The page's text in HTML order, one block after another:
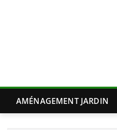
AMÉNAGEMENT JARDIN